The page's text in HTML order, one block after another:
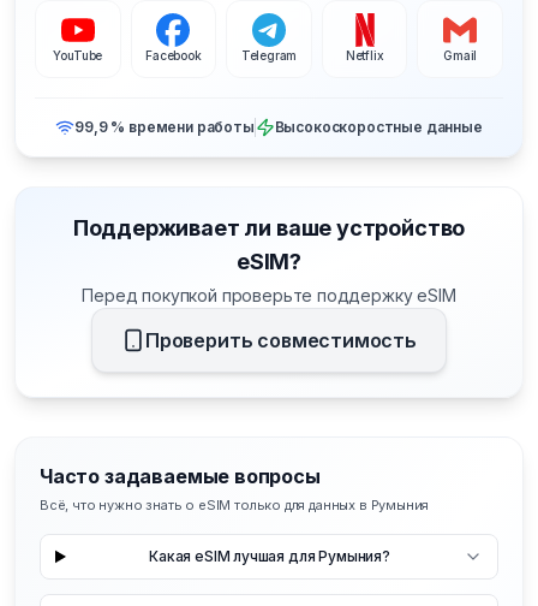
YouTube Facebook Telegram Netflix Gmail
99,9 % времени работы Высокоскоростные данные
Поддерживает ли ваше устройство
eSIM?
Перед покупкой проверьте поддержку eSIM
Проверить совместимость
Часто задаваемые вопросы
Всё, что нужно знать о eSIM только для данных в Румыния
Какая eSIM лучшая для Румыния?